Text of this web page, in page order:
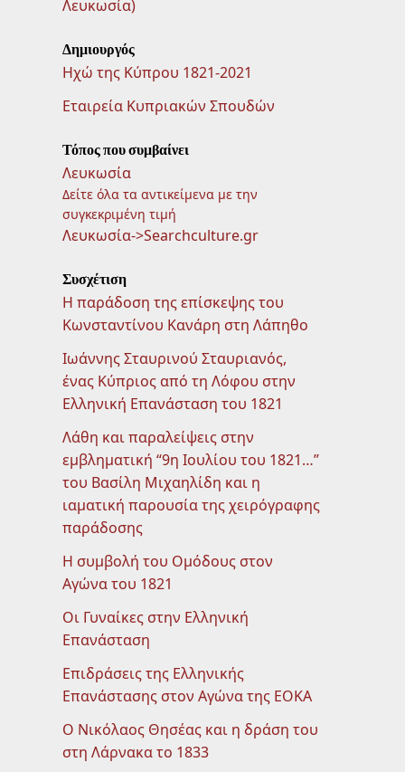
Λευκωσία)
Δημιουργός
Ηχώ της Κύπρου 1821-2021
Εταιρεία Κυπριακών Σπουδών
Τόπος που συμβαίνει
Λευκωσία
Δείτε όλα τα αντικείμενα με την
συγκεκριμένη τιμή
Λευκωσία->Searchculture.gr
Συσχέτιση
Η παράδοση της επίσκεψης του
Κωνσταντίνου Κανάρη στη Λάπηθο
Ιωάννης Σταυρινού Σταυριανός,
ένας Κύπριος από τη Λόφου στην
Ελληνική Επανάσταση του 1821
Λάθη και παραλείψεις στην
εμβληματική “9η Ιουλίου του 1821…”
του Βασίλη Μιχαηλίδη και η
ιαματική παρουσία της χειρόγραφης
παράδοσης
Η συμβολή του Ομόδους στον
Αγώνα του 1821
Οι Γυναίκες στην Ελληνική
Επανάσταση
Επιδράσεις της Ελληνικής
Επανάστασης στον Αγώνα της ΕΟΚΑ
Ο Νικόλαος Θησέας και η δράση του
στη Λάρνακα το 1833